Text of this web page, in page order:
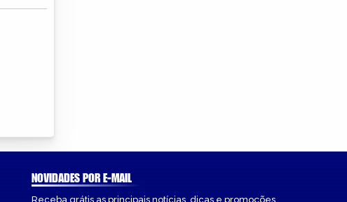
NOVIDADES POR E-MAIL
Receba grátis as principais notícias, dicas e promoções